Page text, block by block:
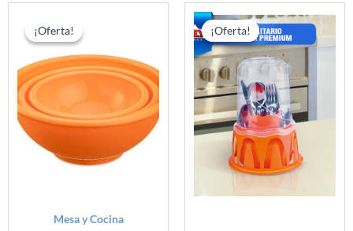
¡Oferta!
¡Oferta!
Mesa y Cocina
era:
S/ 192.00.S/ 159.00.
¡Oferta!
¡Oferta!
El
precio
original
era:
S/ 132.00.